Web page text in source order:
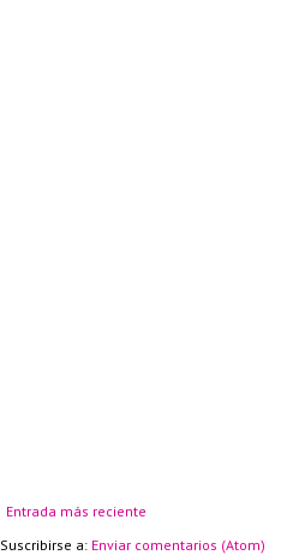
Entrada más reciente
Suscribirse a: Enviar comentarios (Atom)